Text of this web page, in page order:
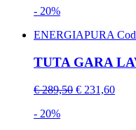
- 20%
ENERGIAPURA
TUTA GARA
€ 289,50 € 231,60
- 20%